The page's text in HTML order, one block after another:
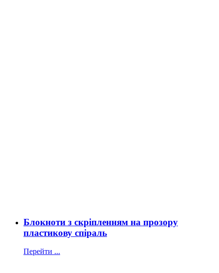
Блокноти з скріпленням на прозору
пластикову спіраль
Перейти ...